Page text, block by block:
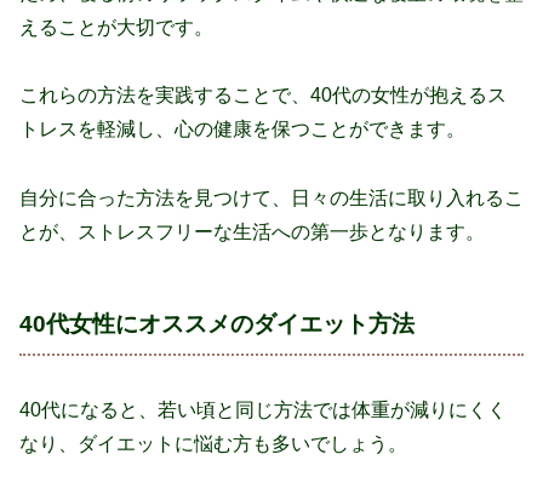
えることが大切です。
これらの方法を実践することで、40代の女性が抱えるス
トレスを軽減し、心の健康を保つことができます。
自分に合った方法を見つけて、日々の生活に取り入れるこ
とが、ストレスフリーな生活への第一歩となります。
40代女性にオススメのダイエット方法
40代になると、若い頃と同じ方法では体重が減りにくく
なり、ダイエットに悩む方も多いでしょう。